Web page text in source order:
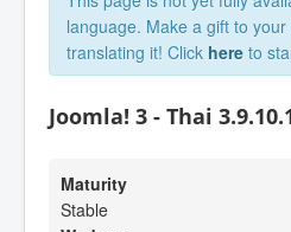
language. Make a gift to
translating it! Click here to
Joomla! 3 - Thai
Maturity
Stable